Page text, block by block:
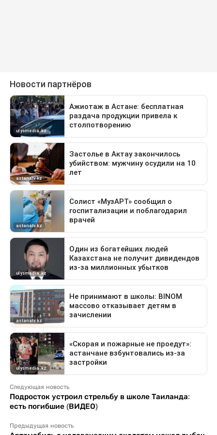
Следующая новость
Подросток устроил стрельбу в школе Таиланда:
есть погибшие (ВИДЕО)
Предыдущая новость